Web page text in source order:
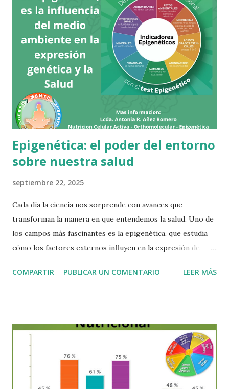
Epigenética: el poder del entorno
sobre nuestra salud
septiembre 22, 2025
Cada día la ciencia nos sorprende con avances que
transforman la manera en que entendemos la salud. Uno de
los campos más fascinantes es la epigenética, que estudia
cómo los factores externos influyen en la expresión de
solo entre un 5 y 10 % de nuestra salud depende de la
plano” de nuestro organismo, el medio ambiente es el que
decide en gran medida cómo se expresan. La epigenética
analiza precisamente esto: Cómo los genes se activan o
desactivan en diferentes etapas de la vida. La influencia de la
COMPARTIR PUBLICAR UN COMENTARIO LEER MÁS